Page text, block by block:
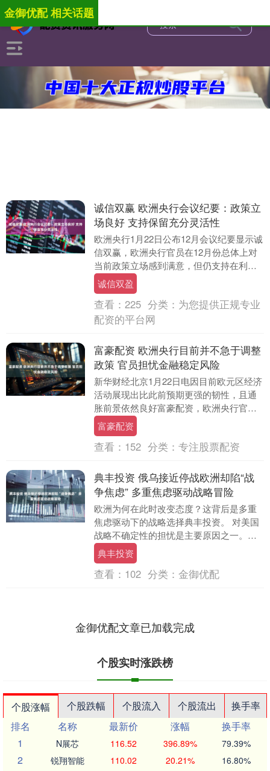
金御优配 相关话题
诚信双赢 欧洲央行会议纪要：政策立
场良好 支持保留充分灵活性
欧洲央行1月22日公布12月会议纪要显示诚
信双赢，欧洲央行官员在12月份总体上对
当前政策立场感到满意，但仍支持在利率
问题上保留灵活性。一些官员认为，鉴于
通胀接近....
诚信双盈
查看： 225 分类： 为您提供正规专业
配资的平台网
富豪配资 欧洲央行目前并不急于调整
政策 官员担忧金融稳定风险
新华财经北京1月22日电因目前欧元区经济
活动展现出比此前预期更强的韧性，且通
胀前景依然良好富豪配资，欧洲央行官员
认为，在基准展望下，维持当前利率水平
是一条相当稳....
富豪配资
查看： 152 分类： 专注股票配资
典丰投资 俄乌接近停战欧洲却陷“战
争焦虑” 多重焦虑驱动战略冒险
欧洲为何在此时改变态度？这背后是多重
焦虑驱动下的战略选择典丰投资。 对美国
战略不确定性的担忧是主要原因之一。大
西洋彼岸的政治局势变幻莫测，欧洲盟友
对未来能否持续....
典丰投资
查看： 102 分类： 金御优配
金御优配文章已加载完成
个股实时涨跌榜
个股涨幅 个股跌幅 个股流入 个股流出
换手率
排名
名称 最新价 涨幅
换手率
1
N展芯 116.52 396.89% 79.39%
2 锐翔智能 110.02 20.21% 16.80%